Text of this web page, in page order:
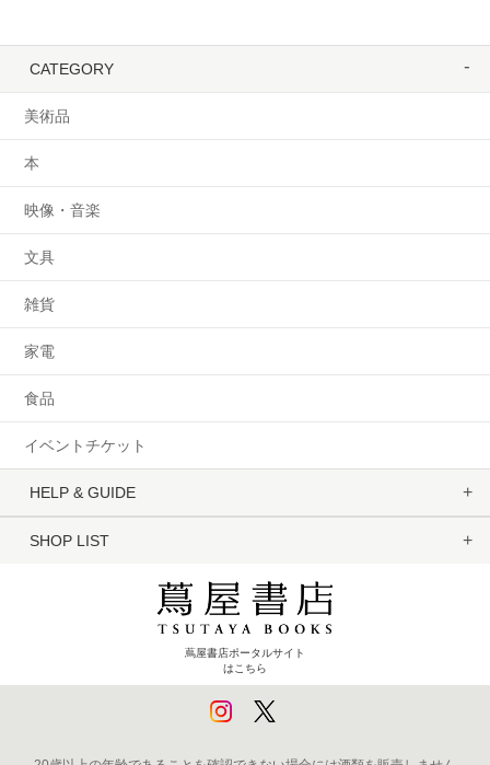
CATEGORY
美術品
本
映像・音楽
文具
雑貨
家電
食品
イベントチケット
HELP & GUIDE
SHOP LIST
蔦屋書店ポータルサイト
はこちら